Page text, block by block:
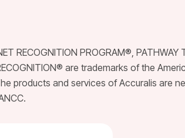
RECOGNITION PROGRAM®, PATHWAY
are trademarks of the
products and services of Accuralis are